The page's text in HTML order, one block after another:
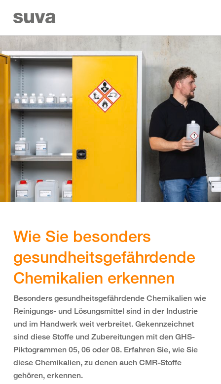
Wie Sie besonders
gesundheitsgefährdende
Chemikalien erkennen
Besonders gesundheitsgefährdende Chemikalien wie
Reinigungs- und Lösungsmittel sind in der Industrie
und im Handwerk weit verbreitet. Gekennzeichnet
sind diese Stoffe und Zubereitungen mit den GHS-
Piktogrammen 05, 06 oder 08. Erfahren Sie, wie Sie
diese Chemikalien, zu denen auch CMR-Stoffe
gehören, erkennen.